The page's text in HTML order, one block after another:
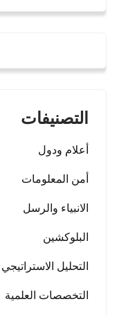
التصنيفات
أعلام ودول
أمن المعلومات
الانبياء والرسل
البلوكشين
التحليل الاستراتيجي
التخصصات العلمية